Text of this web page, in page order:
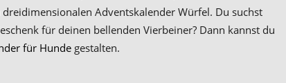
Adventskalender Würfel. Du suchst
für deinen bellenden Vierbeiner? Dann kannst du
für Hunde gestalten.